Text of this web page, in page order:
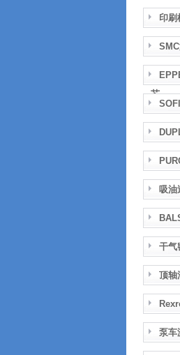
印刷
SMC
芯
吸油
干气
顶轴
泵车